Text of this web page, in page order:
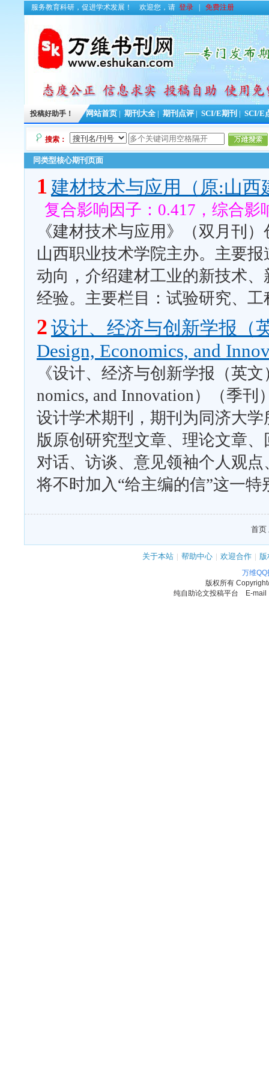
服务教育科研，促进学术发展！ 欢迎您，请 登录 免费注册
投稿好助手！ 网站首页 期刊大全 期刊点评 SCI/E期刊 SCI/E
搜索：
同类型核心期刊页面
1 建材技术与应用（原:山西
复合影响因子：0.417，综合影
《建材技术与应用》（双月刊
山西职业技术学院主办。主要
动向，介绍建材工业的新技术
经验。主要栏目：试验研究、
2 设计、经济与创新学报（
Design, Economics, and
《设计、经济与创新学报（英
nomics, and Innovation）（季
设计学术期刊，期刊为同济大
版原创研究型文章、理论文章
对话、访谈、意见领袖个人观
将不时加入“给主编的信”这一
首页
关于本站 | 帮助中心 | 欢迎合作 |
万维
版权所有
纯自助论文投稿平台 E-mail